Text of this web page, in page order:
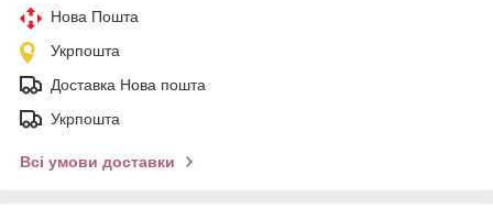
Нова Пошта
Укрпошта
Доставка Нова пошта
Укрпошта
Всі умови доставки